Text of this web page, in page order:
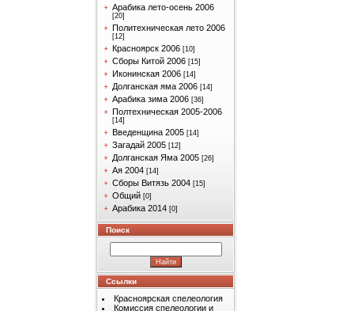
Арабика лето-осень 2006
[20]
Политехническая лето 2006
[12]
Красноярск 2006 [10]
Сборы Китой 2006 [15]
Иконинская 2006 [14]
Долганская яма 2006 [14]
Арабика зима 2006 [36]
Полтехническая 2005-2006
[14]
Введенщина 2005 [14]
Загадай 2005 [12]
Долганская Яма 2005 [26]
Ая 2004 [14]
Сборы Витязь 2004 [15]
Общий [0]
Арабика 2014 [0]
Поиск
Ссылки
Красноярская спелеология
Комиссия спелеологии и